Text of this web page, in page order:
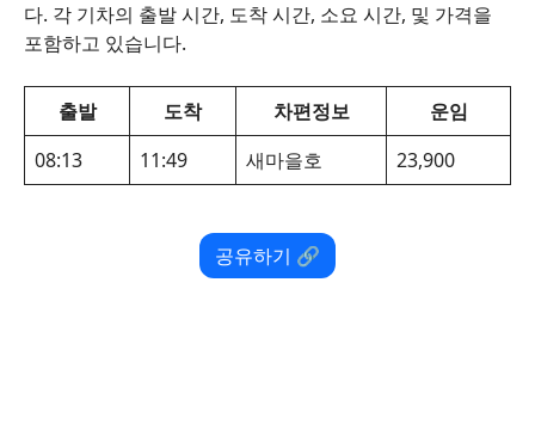
다. 각 기차의 출발 시간, 도착 시간, 소요 시간, 및 가격을
포함하고 있습니다.
출발 도착 차편정보
운임
08:13
11:49 새마을호 23,900
공유하기 🔗